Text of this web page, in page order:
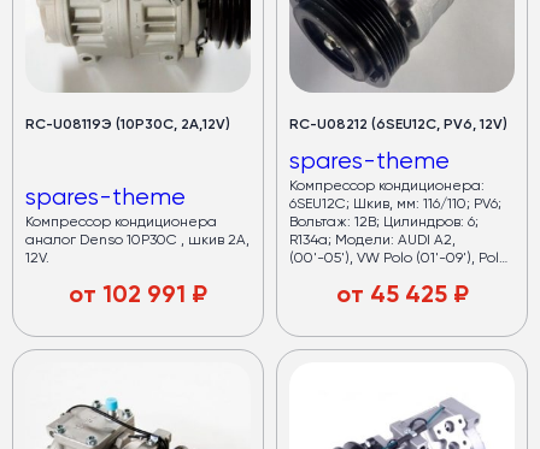
RC-U08119Э (10P30C, 2А,12V)
spares-theme
Компрессор кондиционера
аналог Denso 10P30C , шкив 2А,
12V.
от 102 991 ₽
RC-U08212 (6SEU12C, PV6, 12V)
spares-theme
Компрессор кондиционера:
6SEU12C; Шкив, мм: 116/110; PV6;
Вольтаж: 12В; Цилиндров: 6;
R134a; Модели: AUDI A2,
(00'-05'), VW Polo (01'-09'), Polo
VW FOX (03'-), VW Golf IV
Cordoba (02'-09'), Seat Ibiza IV
(02'-09'), Ibiza V(08'-), Skoda
Combi(07'-), Skoda Fabia
Combi(6Y5) (00'-07'), Skoda
Roomster (06'-).
от 45 425₽